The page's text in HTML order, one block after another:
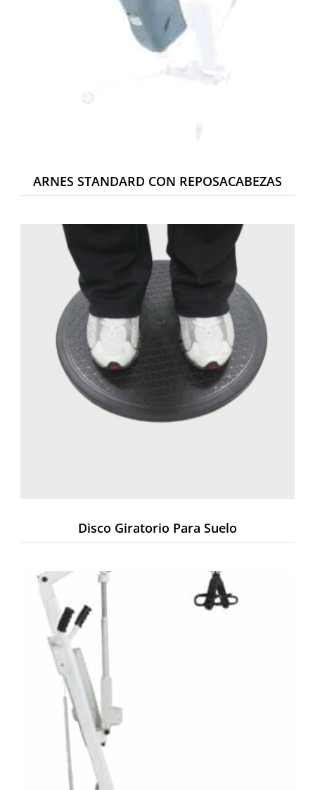
ARNES STANDARD CON REPOSACABEZAS
Disco Giratorio Para Suelo